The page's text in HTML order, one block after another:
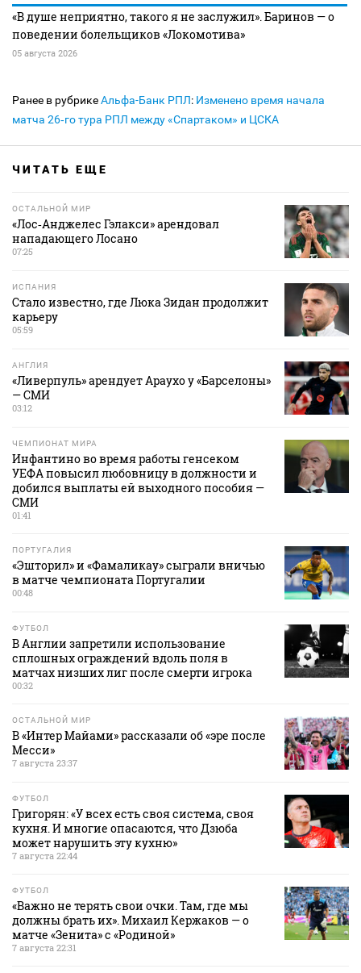
«В душе неприятно, такого я не заслужил». Баринов — о
поведении болельщиков «Локомотива»
05 августа 2026
Ранее в рубрикеАльфа-Банк РПЛ: Изменено время начала
матча 26‑го тура РПЛ между «Спартаком» и ЦСКА
ЧИТАТЬ ЕЩЕ
ОСТАЛЬНОЙ МИР
«Лос‑Анджелес Гэлакси» арендовал
нападающего Лосано
07:25
ИСПАНИЯ
Стало известно, где Люка Зидан продолжит
карьеру
05:59
АНГЛИЯ
«Ливерпуль» арендует Араухо у «Барселоны»
— СМИ
03:12
ЧЕМПИОНАТ МИРА
Инфантино во время работы генсеком
УЕФА повысил любовницу в должности и
добился выплаты ей выходного пособия —
СМИ
01:41
ПОРТУГАЛИЯ
«Эшторил» и «Фамаликау» сыграли вничью
в матче чемпионата Португалии
00:48
ФУТБОЛ
В Англии запретили использование
сплошных ограждений вдоль поля в
матчах низших лиг после смерти игрока
00:32
ОСТАЛЬНОЙ МИР
В «Интер Майами» рассказали об «эре после
Месси»
7 августа 23:37
ФУТБОЛ
Григорян: «У всех есть своя система, своя
кухня. И многие опасаются, что Дзюба
может нарушить эту кухню»
7 августа 22:44
ФУТБОЛ
«Важно не терять свои очки. Там, где мы
должны брать их». Михаил Кержаков — о
матче «Зенита» с «Родиной»
7 августа 22:31